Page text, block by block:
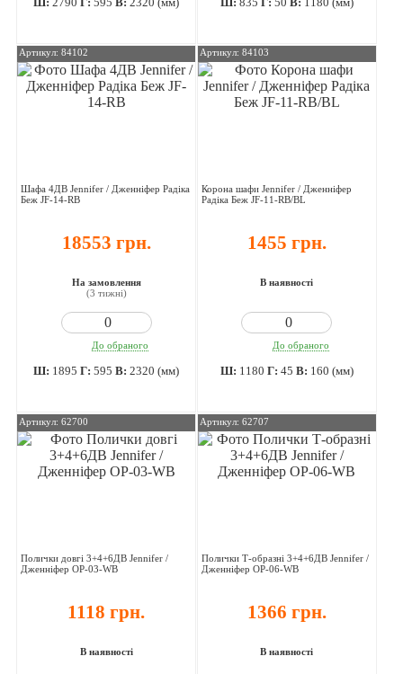
Артикул: 84102
Шафа 4ДВ Jennifer / Дженніфер Радіка
Беж JF-14-RB
18553 грн.
На замовлення
(3 тижні)
До обраного
Ш: 1895 Г:595 В:2320 (мм)
Артикул: 84103
Корона шафи Jennifer / Дженніфер
Радіка Беж JF-11-RB/BL
1455 грн.
В наявності
До обраного
Ш: 1180 Г: 45 В: 160 (мм)
Артикул: 62700
Полички довгі 3+4+6ДВ Jennifer /
Дженніфер OP-03-WB
1118 грн.
В наявності
Артикул: 62707
Полички Т-образні 3+4+6ДВ Jennifer /
Дженніфер OP-06-WB
1366 грн.
В наявності